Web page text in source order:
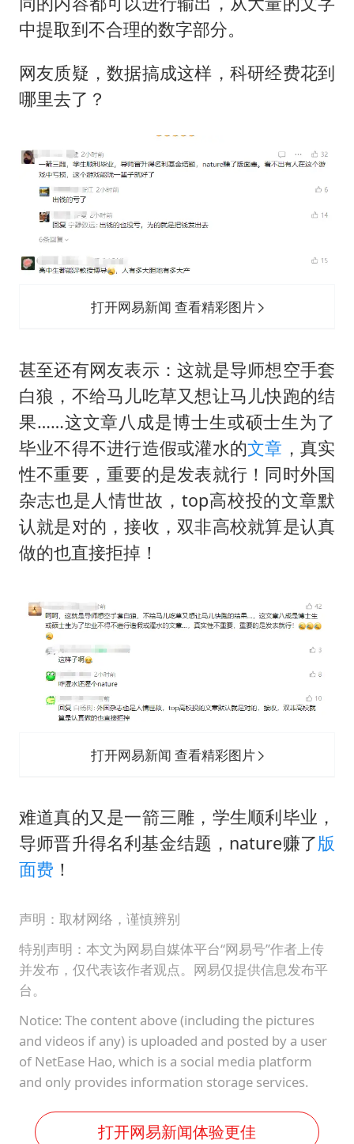
中提取到不合理的数字部分。
网友质疑，数据搞成这样，科研经费花到
哪里去了？
打开网易新闻 查看精彩图片
甚至还有网友表示：这就是导师想空手套
白狼，不给马儿吃草又想让马儿快跑的结
果……这文章八成是博士生或硕士生为了
毕业不得不进行造假或灌水的文章 ，真实
性不重要，重要的是发表就行！同时外国
杂志也是人情世故，top高校投的文章默
认就是对的，接收，双非高校就算是认真
做的也直接拒掉！
打开网易新闻 查看精彩图片
难道真的又是一箭三雕，学生顺利毕业，
导师晋升得名利基金结题，nature赚了版
面费 ！
声明：取材网络，谨慎辨别
特别声明：本文为网易自媒体平台“网易号”作者上传
并发布，仅代表该作者观点。网易仅提供信息发布平
台。
Notice: The content above (including the pictures
and videos if any) is uploaded and posted by a user
of NetEase Hao, which is a social media platform
and only provides information storage services.
打开网易新闻体验更佳